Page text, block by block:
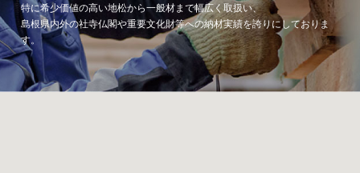
特に希少価値の高い地松から一般材まで幅広く取扱い、
島根県内外の社寺仏閣や重要文化財等への納材実績を誇りにしておりま
す。